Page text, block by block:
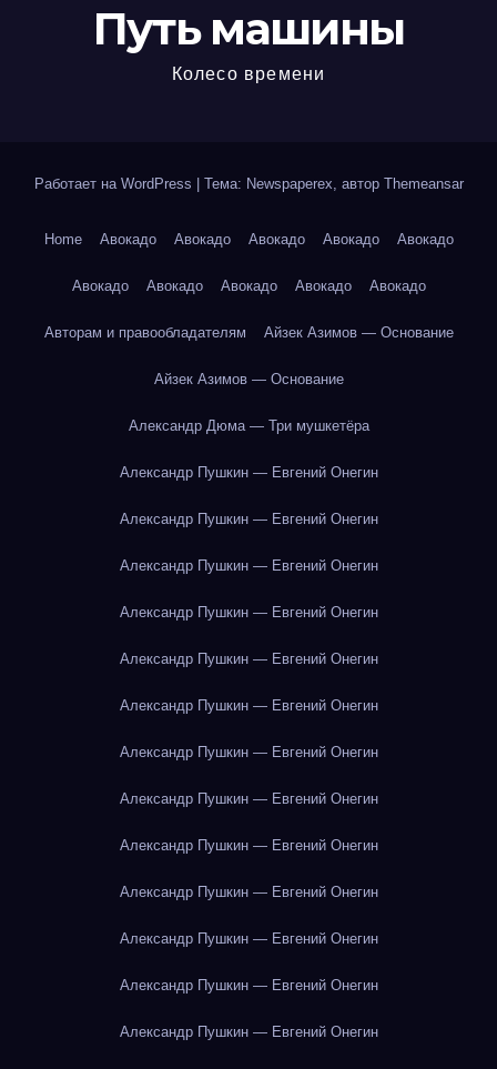
Путь машины
Колесо времени
Работает на WordPress Тема: Newspaperex, автор Themeansar
Home Авокадо Авокадо Авокадо Авокадо Авокадо
Авокадо Авокадо Авокадо Авокадо Авокадо
Авторам и правообладателям Айзек Азимов — Основание
Айзек Азимов — Основание
Александр Дюма — Три мушкетёра
Александр Пушкин — Евгений Онегин
Александр Пушкин — Евгений Онегин
Александр Пушкин — Евгений Онегин
Александр Пушкин — Евгений Онегин
Александр Пушкин — Евгений Онегин
Александр Пушкин — Евгений Онегин
Александр Пушкин — Евгений Онегин
Александр Пушкин — Евгений Онегин
Александр Пушкин — Евгений Онегин
Александр Пушкин — Евгений Онегин
Александр Пушкин — Евгений Онегин
Александр Пушкин — Евгений Онегин
Александр Пушкин — Евгений Онегин